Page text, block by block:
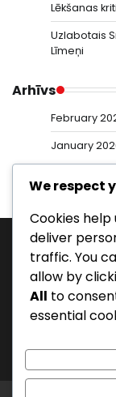
Lēkšanas
Uzlabotais
Līmeņi
Arhīvs
February
January
Kategorijas
Sitamie
Skaidras
Smash
We respect
Cookies
deliver
traffic. You
allow by
All to
essential